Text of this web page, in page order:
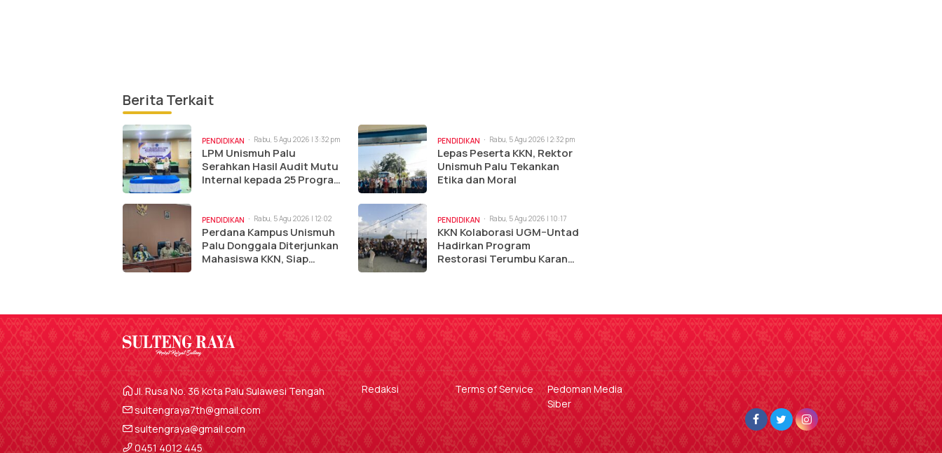
Berita Terkait
PENDIDIKAN Rabu, 5 Agu 2026 | 3:32 pm
LPM Unismuh Palu
Serahkan Hasil Audit Mutu
Internal kepada 25 Program
PENDIDIKAN Rabu, 5 Agu 2026 | 2:32 pm
Lepas Peserta KKN, Rektor
Unismuh Palu Tekankan
Etika dan Moral
PENDIDIKAN
Rabu, 5 Agu 2026 | 12:02
pm
Perdana Kampus Unismuh
Palu Donggala Diterjunkan
Mahasiswa KKN, Siap
PENDIDIKAN
Rabu, 5 Agu 2026 | 10:17
am
KKN Kolaborasi UGM–Untad
Hadirkan Program
Restorasi Terumbu Karang
Jl. Rusa No. 36 Kota Palu Sulawesi Tengah
sultengraya7th@gmail.com
sultengraya@gmail.com
0451 4012 445
Redaksi Terms of Service
Pedoman Media
Siber